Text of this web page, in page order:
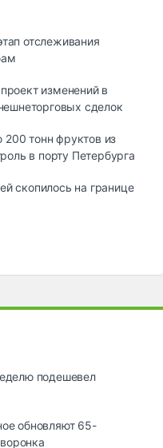
отслеживания
изменений в
сделок
тонн фруктов из
в порту Петербурга
скопилось на границе
подешевел
обновляют 65-